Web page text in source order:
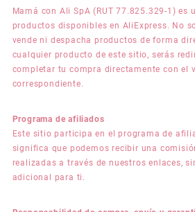
Mamá con Ali SpA (RUT 77.825.329-1) es
productos disponibles en AliExpress. No
vende ni despacha productos de forma
cualquier producto de este sitio, serás
completar tu compra directamente con el
correspondiente.
Programa de afiliados
Este sitio participa en el programa de
significa que podemos recibir una
realizadas a través de nuestros enlaces,
adicional para ti.